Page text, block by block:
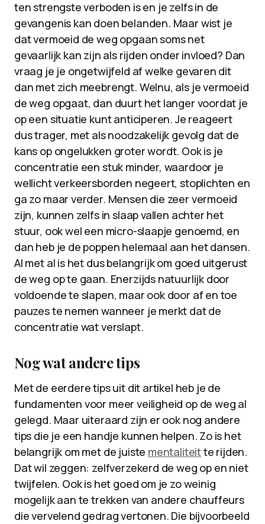
ten strengste verboden is en je zelfs in de
gevangenis kan doen belanden. Maar wist je
dat vermoeid de weg opgaan soms net
gevaarlijk kan zijn als rijden onder invloed? Dan
vraag je je ongetwijfeld af welke gevaren dit
dan met zich meebrengt. Welnu, als je vermoeid
de weg opgaat, dan duurt het langer voordat je
op een situatie kunt anticiperen. Je reageert
dus trager, met als noodzakelijk gevolg dat de
kans op ongelukken groter wordt. Ook is je
concentratie een stuk minder, waardoor je
wellicht verkeersborden negeert, stoplichten en
ga zo maar verder. Mensen die zeer vermoeid
zijn, kunnen zelfs in slaap vallen achter het
stuur, ook wel een micro-slaapje genoemd, en
dan heb je de poppen helemaal aan het dansen.
Al met al is het dus belangrijk om goed uitgerust
de weg op te gaan. Enerzijds natuurlijk door
voldoende te slapen, maar ook door af en toe
pauzes te nemen wanneer je merkt dat de
concentratie wat verslapt.
Nog wat andere tips
Met de eerdere tips uit dit artikel heb je de
fundamenten voor meer veiligheid op de weg al
gelegd. Maar uiteraard zijn er ook nog andere
tips die je een handje kunnen helpen. Zo is het
belangrijk om met de juiste mentaliteitte rijden.
Dat wil zeggen: zelfverzekerd de weg op en niet
twijfelen. Ook is het goed om je zo weinig
mogelijk aan te trekken van andere chauffeurs
die vervelend gedrag vertonen. Die bijvoorbeeld